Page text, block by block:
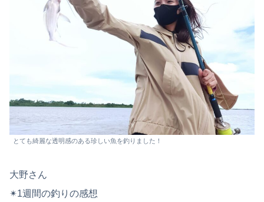
とても綺麗な透明感のある珍しい魚を釣りました！
大野さん
✴︎1週間の釣りの感想